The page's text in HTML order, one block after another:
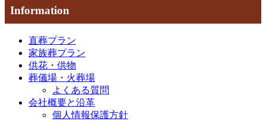
ナ
ビ
稿
稿Information
直葬プラン
家族葬プラン
供花・供物
葬儀場・火葬場
よくある質問
会社概要と沿革
個人情報保護方針